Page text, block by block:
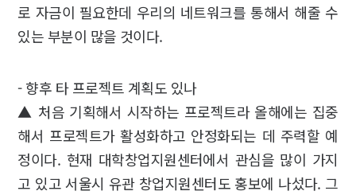
로 자금이 필요한데 우리의 네트워크를 통해서 해줄 수
있는 부분이 많을 것이다.
- 향후 타 프로젝트 계획도 있나
▲ 처음 기획해서 시작하는 프로젝트라 올해에는 집중
해서 프로젝트가 활성화하고 안정화되는 데 주력할 예
정이다. 현재 대학창업지원센터에서 관심을 많이 가지
고 있고 서울시 유관 창업지원센터도 홍보에 나섰다. 그